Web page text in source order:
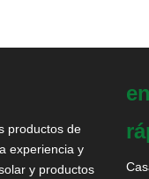
productos de
experiencia y
y productos